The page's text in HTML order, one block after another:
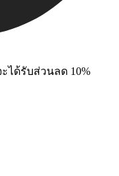
ได้รับส่วนลด 10%